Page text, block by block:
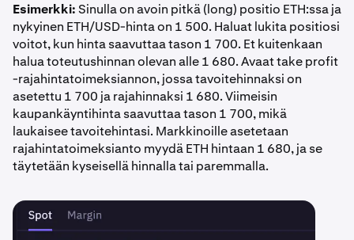
Esimerkki:Sinulla on avoin pitkä (long) positio ETH:ssa ja
nykyinen ETH/USD-hinta on 1 500. Haluat lukita positiosi
voitot, kun hinta saavuttaa tason 1 700. Et kuitenkaan
halua toteutushinnan olevan alle 1 680. Avaat take profit
-rajahintatoimeksiannon, jossa tavoitehinnaksi on
asetettu 1 700 ja rajahinnaksi 1 680. Viimeisin
kaupankäyntihinta saavuttaa tason 1 700, mikä
laukaisee tavoitehintasi. Markkinoille asetetaan
rajahintatoimeksianto myydä ETH hintaan 1 680, ja se
täytetään kyseisellä hinnalla tai paremmalla.